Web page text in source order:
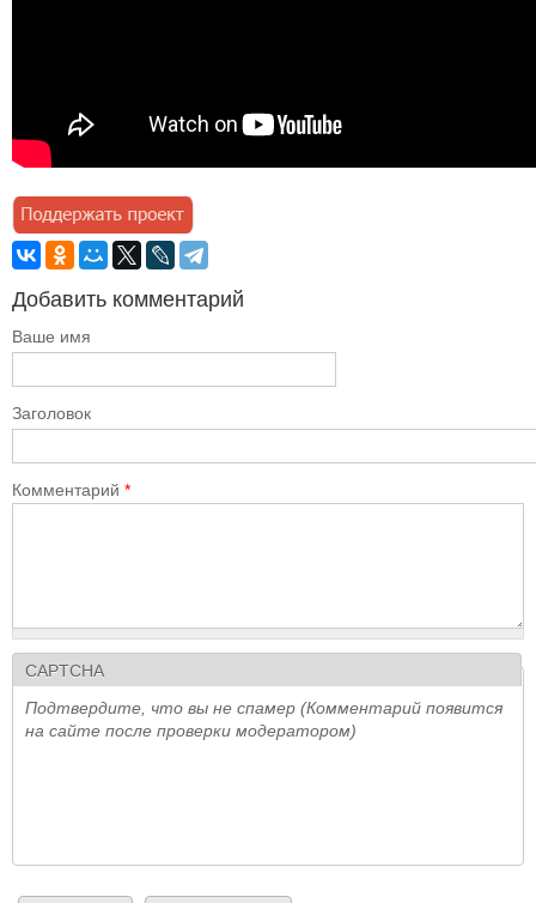
Добавить комментарий
Ваше имя
Заголовок
Комментарий *
CAPTCHA
Подтвердите, что вы не спамер (Комментарий появится
на сайте после проверки модератором)